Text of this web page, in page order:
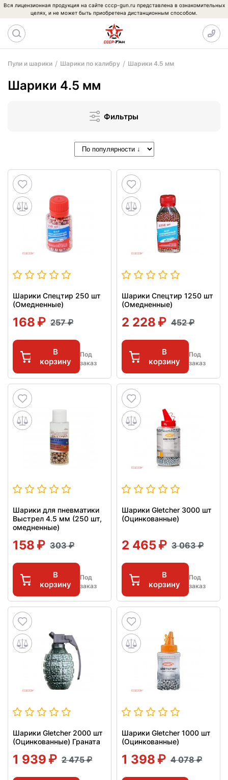
Вся лицензионная продукция на сайте cccp-gun.ru представлена в ознакомительных
целях, и не может быть приобретена дистанционным способом.
Пули и шарики Шарики по калибру Шарики 4.5 мм
Шарики 4.5 мм
Фильтры
Шарики Спецтир 250 шт
(Омедненные)
168 257
В
корзину
Под
заказ
Шарики Спецтир 1250 шт
(Омедненные)
2 228 452
В
корзину
Под
заказ
Шарики для пневматики
Выстрел 4.5 мм (250 шт,
омедненные)
158 303
В
корзину
Под
заказ
Шарики Gletcher 3000 шт
(Оцинкованные)
2 465 3 063
В
корзину
Под
заказ
Шарики Gletcher 2000 шт
(Оцинкованные) Граната
1 939 2 475
Шарики Gletcher 1000 шт
(Оцинкованные)
1 398 4 078